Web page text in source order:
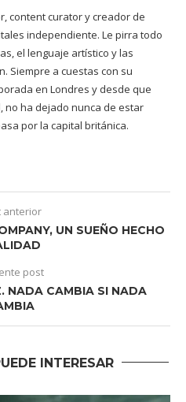
content curator y creador de
independiente. Le pirra todo
el lenguaje artístico y las
Siempre a cuestas con su
en Londres y desde que
no ha dejado nunca de estar
por la capital británica.
anterior
UN SUEÑO HECHO
post
NADA CAMBIA SI NADA
INTERESAR